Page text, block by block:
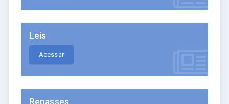
Leis
Acessar
Repasses